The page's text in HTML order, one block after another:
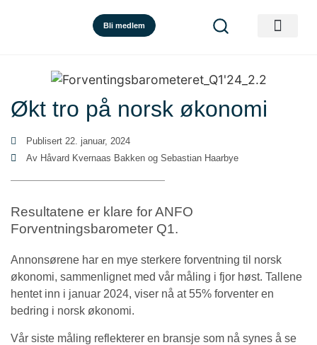
Bli medlem
Økt tro på norsk økonomi
Publisert 22. januar, 2024
Av Håvard Kvernaas Bakken og Sebastian Haarbye
Resultatene er klare for ANFO
Forventningsbarometer Q1.
Annonsørene har en mye sterkere forventning til norsk
økonomi, sammenlignet med vår måling i fjor høst. Tallene
hentet inn i januar 2024, viser nå at 55% forventer en
bedring i norsk økonomi.
Vår siste måling reflekterer en bransje som nå synes å se